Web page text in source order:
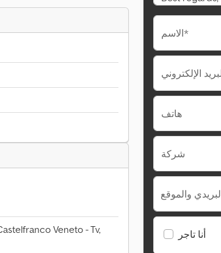
Veneto - Tv,
الاسم*
هاتف
شركة
والموقع
أنا تاجر